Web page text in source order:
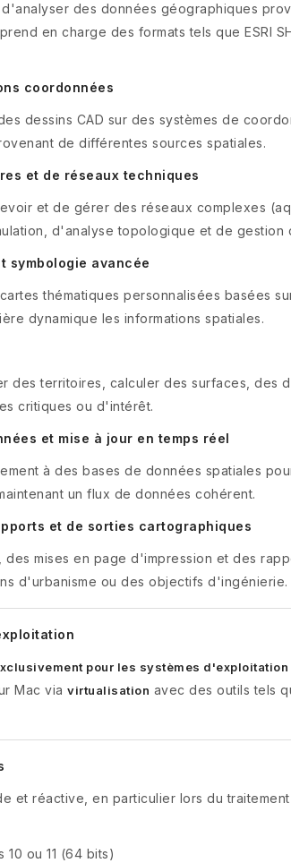
des données géographiques
en charge des formats tels que ESRI
coordonnées
dessins CAD sur des systèmes de
de différentes sources spatiales.
et de réseaux techniques
et de gérer des réseaux complexes
d'analyse topologique et de gestion
symbologie avancée
thématiques personnalisées basées
dynamique les informations spatiales.
des territoires, calculer des surfaces,
critiques ou d'intérêt.
et mise à jour en temps réel
à des bases de données spatiales
un flux de données cohérent.
et de sorties cartographiques
mises en page d'impression et des
d'urbanisme ou des objectifs d'ingénierie.
pour les systèmes d'exploitation
Mac via virtualisation avec des outils tels
et réactive, en particulier lors du
10 ou 11 (64 bits)